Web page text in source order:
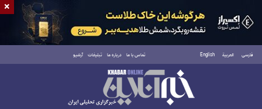
فارسی العربية English تماس با ما درباره ما تبلیغات آرشیو
شنبه ۱۷ مرداد ۱۴۰۵
×